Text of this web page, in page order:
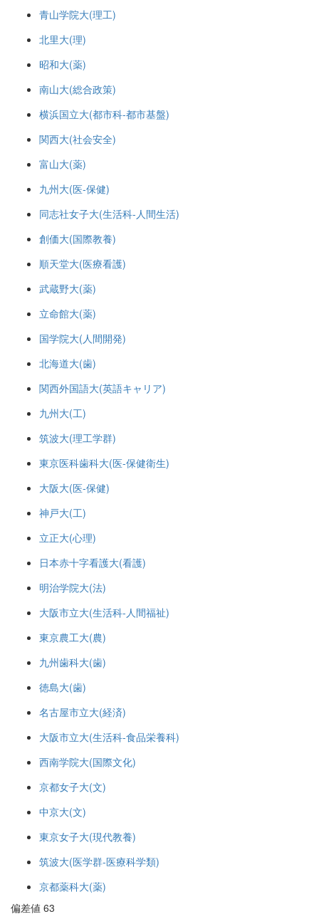
青山学院大(理工)
北里大(理)
昭和大(薬)
南山大(総合政策)
横浜国立大(都市科-都市基盤)
関西大(社会安全)
富山大(薬)
九州大(医-保健)
同志社女子大(生活科-人間生活)
創価大(国際教養)
順天堂大(医療看護)
武蔵野大(薬)
立命館大(薬)
国学院大(人間開発)
北海道大(歯)
関西外国語大(英語キャリア)
九州大(工)
筑波大(理工学群)
東京医科歯科大(医-保健衛生)
大阪大(医-保健)
神戸大(工)
立正大(心理)
日本赤十字看護大(看護)
明治学院大(法)
大阪市立大(生活科-人間福祉)
東京農工大(農)
九州歯科大(歯)
徳島大(歯)
名古屋市立大(経済)
大阪市立大(生活科-食品栄養科)
西南学院大(国際文化)
京都女子大(文)
中京大(文)
東京女子大(現代教養)
筑波大(医学群-医療科学類)
京都薬科大(薬)
偏差値 63